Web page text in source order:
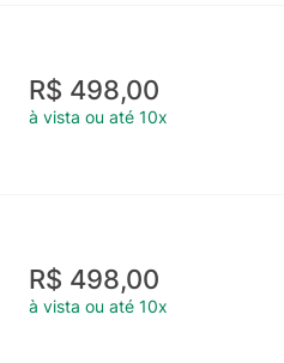
R$ 498,00
à vista ou até 10x
R$ 498,00
à vista ou até 10x